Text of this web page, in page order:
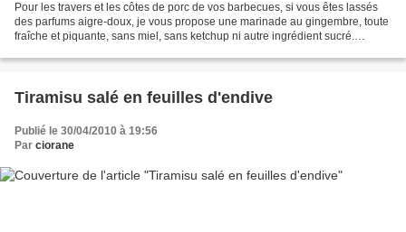
Pour les travers et les côtes de porc de vos barbecues, si vous êtes lassés
des parfums aigre-doux, je vous propose une marinade au gingembre, toute
fraîche et piquante, sans miel, sans ketchup ni autre ingrédient sucré.
Tiramisu salé en feuilles d'endive
Publié le 30/04/2010 à 19:56
Par ciorane